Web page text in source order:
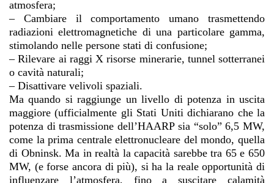
atmosfera;
– Cambiare il comportamento umano trasmettendo
radiazioni elettromagnetiche di una particolare gamma,
stimolando nelle persone stati di confusione;
–Rilevare ai raggi X risorse minerarie, tunnel sotterranei
o cavità naturali;
– Disattivare velivoli spaziali.
Ma quando si raggiunge un livello di potenza in uscita
maggiore (ufficialmente gli Stati Uniti dichiarano che la
potenza di trasmissione dell’HAARP sia “solo” 6,5 MW,
come la prima centrale elettronucleare del mondo, quella
di Obninsk. Ma in realtà la capacità sarebbe tra 65 e 650
MW, (e forse ancora di più), si ha la reale opportunità di
influenzare l’atmosfera, fino a suscitare calamità